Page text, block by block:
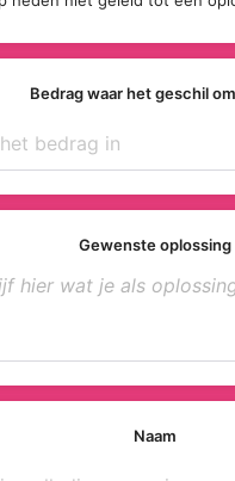
Bedrag waar het geschil
Gewenste oplossing
Naam